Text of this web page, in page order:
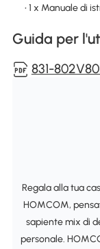
• 1 x Manuale di
Guida per
831-
Regala alla tua
HOMCOM,
sapiente mix di
personale.